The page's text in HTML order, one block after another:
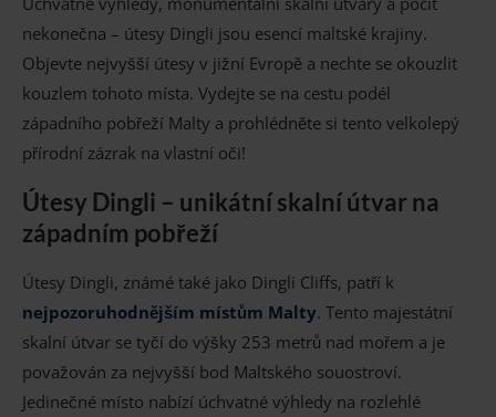
nekonečna – útesy Dingli jsou esencí maltské krajiny.
Objevte nejvyšší útesy v jižní Evropě a nechte se okouzlit
kouzlem tohoto místa. Vydejte se na cestu podél
západního pobřeží Malty a prohlédněte si tento velkolepý
přírodní zázrak na vlastní oči!
Útesy Dingli – unikátní skalní útvar na
západním pobřeží
Útesy Dingli, známé také jako Dingli Cliffs, patří k
nejpozoruhodnějším místům Malty. Tento majestátní
skalní útvar se tyčí do výšky 253 metrů nad mořem a je
považován za nejvyšší bod Maltského souostroví.
Jedinečné místo nabízí úchvatné výhledy na rozlehlé